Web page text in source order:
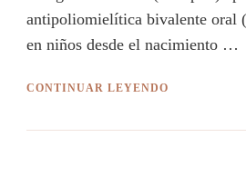
antipoliomielítica bivalente oral
en niños desde el nacimiento …
CONTINUAR LEYENDO